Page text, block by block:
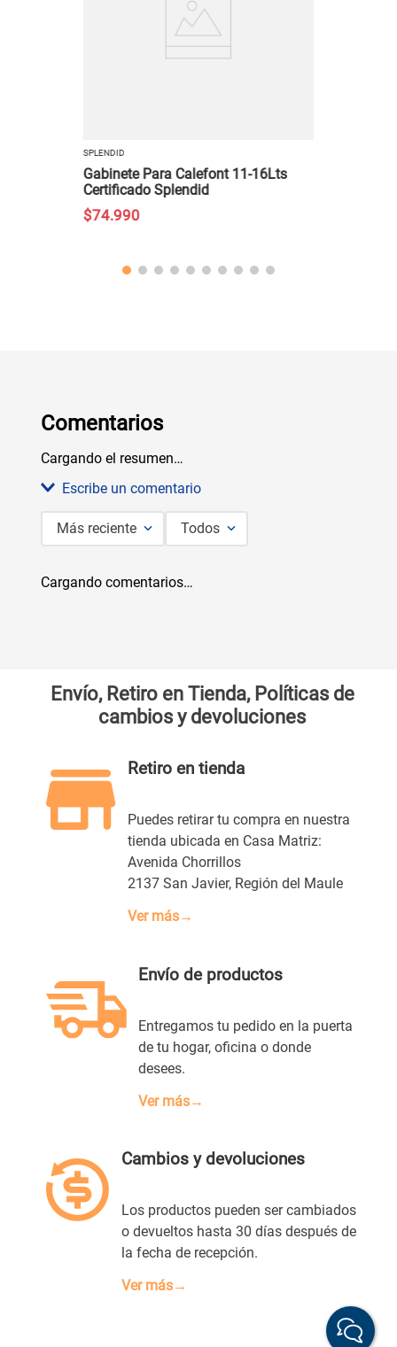
SPLENDID
Gabinete Para Calefont 11-16Lts
Certificado Splendid
$74.990
Comentarios
Cargando el resumen…
Escribe un comentario
★★★★★
Tu nombre
Dirección de email
Escribe un comentario
ENVIAR COMENTARIO
Más reciente Todos
Cargando comentarios…
Envío, Retiro en Tienda, Políticas de
cambios y devoluciones
Retiro en tienda
Puedes retirar tu compra en nuestra
tienda ubicada en Casa Matriz:
Avenida Chorrillos
2137 San Javier, Región del Maule
Ver más→
Envío de productos
Entregamos tu pedido en la puerta
de tu hogar, oficina o donde
desees.
Ver más→
Cambios y devoluciones
Los productos pueden ser cambiados
o devueltos hasta 30 días después de
la fecha de recepción.
Ver más→